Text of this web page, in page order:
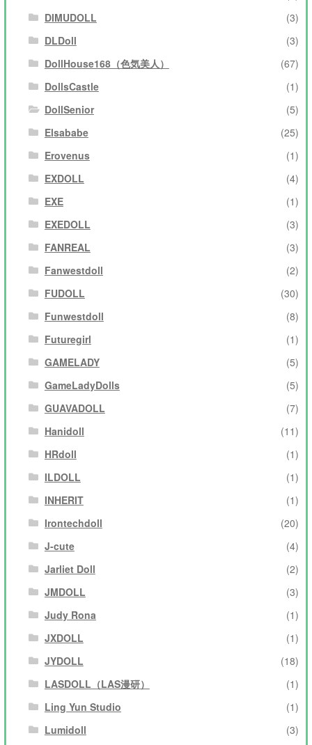
DIMUDOLL
(3)
DLDoll
(3)
DollHouse168（色気美人）
(67)
DollsCastle
(1)
DollSenior
(5)
Elsababe
(25)
Erovenus
(1)
EXDOLL
(4)
EXE
(1)
EXEDOLL
(3)
FANREAL
(3)
Fanwestdoll
(2)
FUDOLL
(30)
Funwestdoll
(8)
Futuregirl
(1)
GAMELADY
(5)
GameLadyDolls
(5)
GUAVADOLL
(7)
Hanidoll
(11)
HRdoll
(1)
ILDOLL
(1)
INHERIT
(1)
Irontechdoll
(20)
J-cute
(4)
Jarliet Doll
(2)
JMDOLL
(3)
Judy Rona
(1)
JXDOLL
(1)
JYDOLL
(18)
LASDOLL（LAS漫研）
(1)
Ling Yun Studio
(1)
Lumidoll
(3)